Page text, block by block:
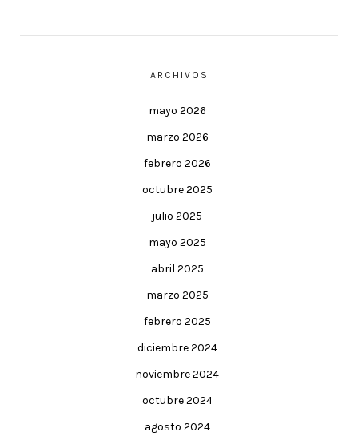
ARCHIVOS
mayo 2026
marzo 2026
febrero 2026
octubre 2025
julio 2025
mayo 2025
abril 2025
marzo 2025
febrero 2025
diciembre 2024
noviembre 2024
octubre 2024
agosto 2024